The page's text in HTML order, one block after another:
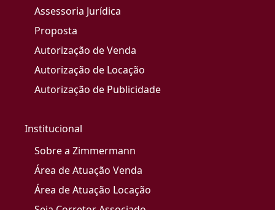
Assessoria Jurídica
Proposta
Autorização de Venda
Autorização de Locação
Autorização de Publicidade
Institucional
Sobre a Zimmermann
Área de Atuação Venda
Área de Atuação Locação